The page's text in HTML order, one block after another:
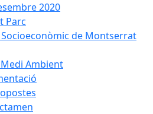
2020
Parc
de Montserrat
Ambient